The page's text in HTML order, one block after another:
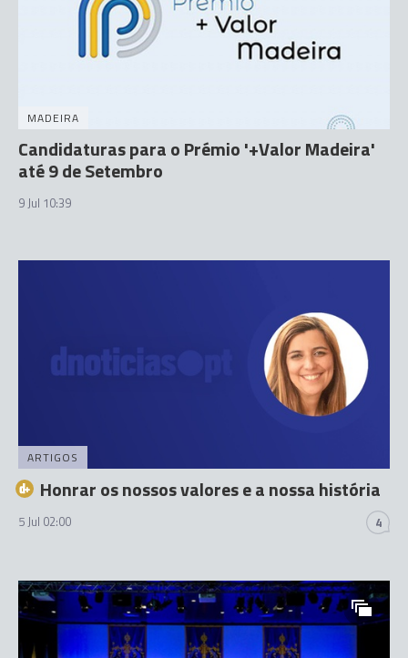
MADEIRA
Candidaturas para o Prémio '+Valor Madeira'
até 9 de Setembro
9 Jul 10:39
ARTIGOS
Honrar os nossos valores e a nossa história
5 Jul 02:00 4